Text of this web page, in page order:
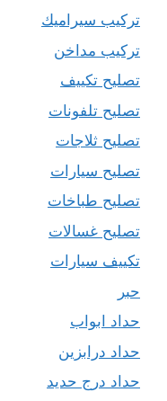
تركيب سيراميك
تركيب مداخن
تصليح تكييف
تصليح تلفونات
تصليح ثلاجات
تصليح سيارات
تصليح طباخات
تصليح غسالات
تكييف سيارات
حبر
حداد ابواب
حداد درابزين
حداد درج حديد